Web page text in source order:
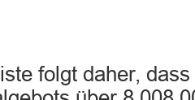
folgt daher,